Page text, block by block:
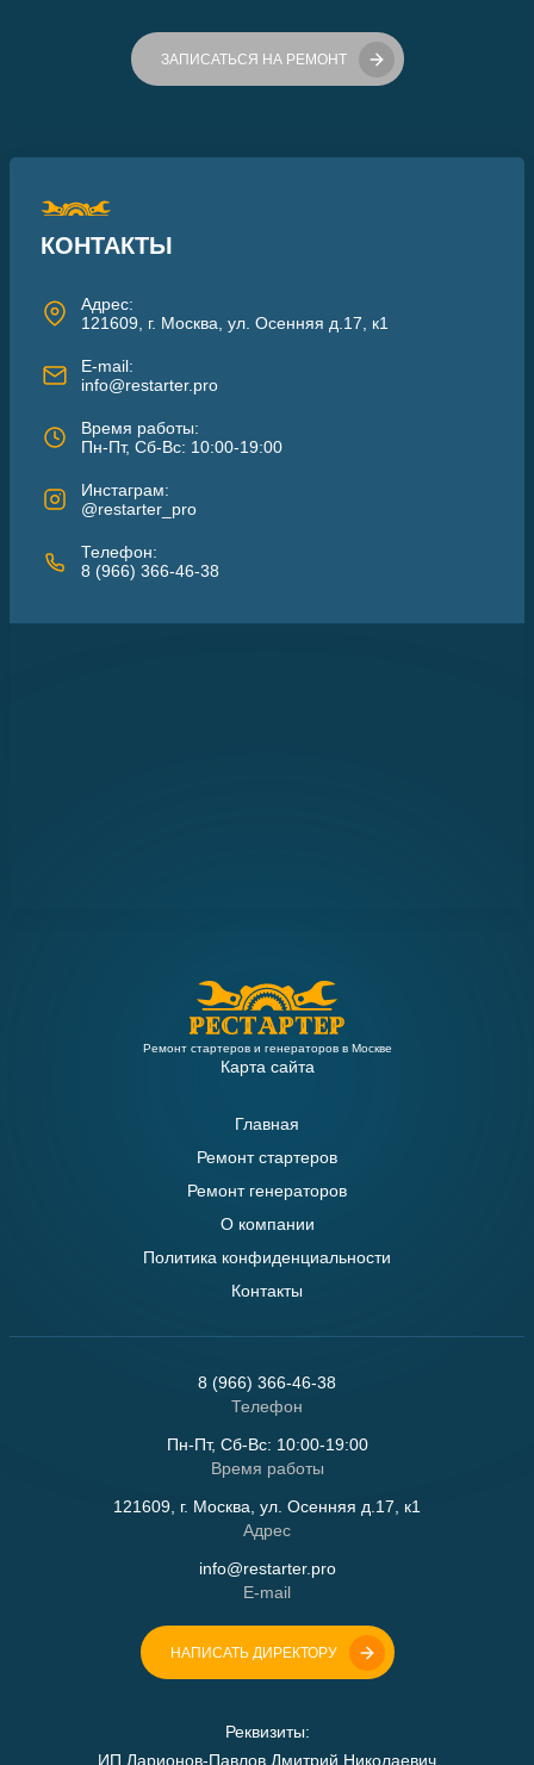
ЗАПИСАТЬСЯ НА РЕМОНТ
КОНТАКТЫ
Адрес:
121609, г. Москва, ул. Осенняя д.17, к1
E-mail:
info@restarter.pro
Время работы:
Пн-Пт, Сб-Вс: 10:00-19:00
Инстаграм:
@restarter_pro
Телефон:
8 (966) 366-46-38
Ремонт стартеров и генераторов в Москве
Карта сайта
Главная
Ремонт стартеров
Ремонт генераторов
О компании
Политика конфиденциальности
Контакты
8 (966) 366-46-38
Телефон
Пн-Пт, Сб-Вс: 10:00-19:00
Время работы
121609, г. Москва, ул. Осенняя д.17, к1
Адрес
info@restarter.pro
E-mail
НАПИСАТЬ ДИРЕКТОРУ
Реквизиты:
ИП Ларионов-Павлов Дмитрий Николаевич